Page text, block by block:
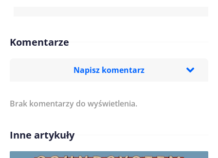
Komentarze
Napisz komentarz
Treść komentarza*
Imię/ Nick*
Brak komentarzy do wyświetlenia.
Inne artykuły